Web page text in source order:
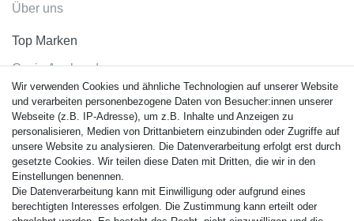
Über uns
Top Marken
Casio Armband
Festina Armband
Citizen Armband
M. Lacroix Armband
J. Lemans Armband
Uhrenarmbänder - Alle
Sicherheit
Wir verwenden Cookies und ähnliche Technologien auf unserer Website
und verarbeiten personenbezogene Daten von Besucher:innen unserer
Webseite (z.B. IP-Adresse), um z.B. Inhalte und Anzeigen zu
personalisieren, Medien von Drittanbietern einzubinden oder Zugriffe auf
unsere Website zu analysieren. Die Datenverarbeitung erfolgt erst durch
gesetzte Cookies. Wir teilen diese Daten mit Dritten, die wir in den
Einstellungen benennen.
Die Datenverarbeitung kann mit Einwilligung oder aufgrund eines
berechtigten Interesses erfolgen. Die Zustimmung kann erteilt oder